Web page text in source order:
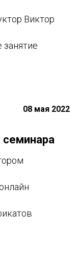
Виктор
занятие
08 мая 2022
семинара